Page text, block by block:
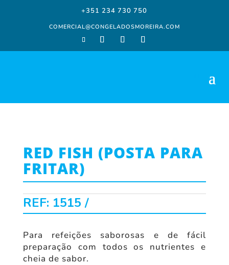
+351 234 730 750
COMERCIAL@CONGELADOSMOREIRA.COM
RED FISH (POSTA PARA
FRITAR)
REF: 1515
Para refeições saborosas e de fácil
preparação com todos os nutrientes e
cheia de sabor.